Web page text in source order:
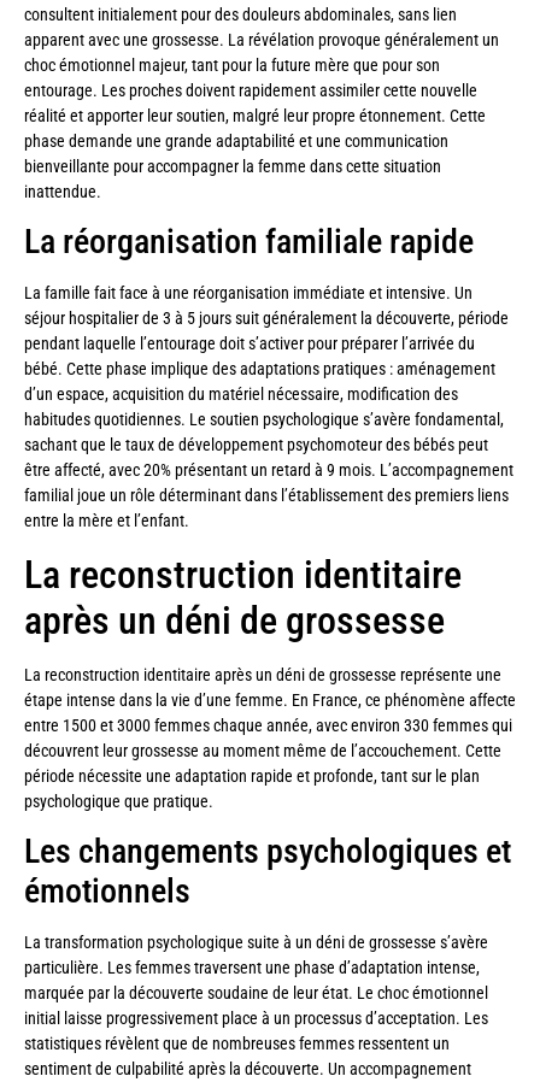
consultent initialement pour des douleurs abdominales, sans lien
apparent avec une grossesse. La révélation provoque généralement un
choc émotionnel majeur, tant pour la future mère que pour son
entourage. Les proches doivent rapidement assimiler cette nouvelle
réalité et apporter leur soutien, malgré leur propre étonnement. Cette
phase demande une grande adaptabilité et une communication
bienveillante pour accompagner la femme dans cette situation
inattendue.
La réorganisation familiale rapide
La famille fait face à une réorganisation immédiate et intensive. Un
séjour hospitalier de 3 à 5 jours suit généralement la découverte, période
pendant laquelle l’entourage doit s’activer pour préparer l’arrivée du
bébé. Cette phase implique des adaptations pratiques : aménagement
d’un espace, acquisition du matériel nécessaire, modification des
habitudes quotidiennes. Le soutien psychologique s’avère fondamental,
sachant que le taux de développement psychomoteur des bébés peut
être affecté, avec 20% présentant un retard à 9 mois. L’accompagnement
familial joue un rôle déterminant dans l’établissement des premiers liens
entre la mère et l’enfant.
La reconstruction identitaire
après un déni de grossesse
La reconstruction identitaire après un déni de grossesse représente une
étape intense dans la vie d’une femme. En France, ce phénomène affecte
entre 1500 et 3000 femmes chaque année, avec environ 330 femmes qui
découvrent leur grossesse au moment même de l’accouchement. Cette
période nécessite une adaptation rapide et profonde, tant sur le plan
psychologique que pratique.
Les changements psychologiques et
émotionnels
La transformation psychologique suite à un déni de grossesse s’avère
particulière. Les femmes traversent une phase d’adaptation intense,
marquée par la découverte soudaine de leur état. Le choc émotionnel
initial laisse progressivement place à un processus d’acceptation. Les
statistiques révèlent que de nombreuses femmes ressentent un
sentiment de culpabilité après la découverte. Un accompagnement